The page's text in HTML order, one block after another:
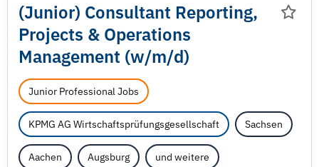
(Junior) Consultant Reporting,
Projects & Operations
Management (w/m/d)
Junior Professional Jobs
KPMG AG Wirtschaftsprüfungsgesellschaft Sachsen
Aachen Augsburg und weitere